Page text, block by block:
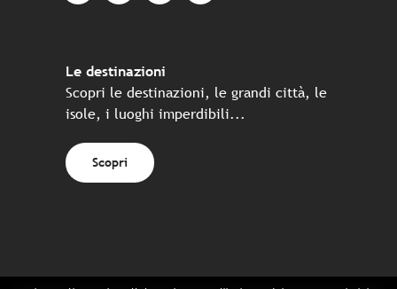
Le destinazioni
Scopri le destinazioni, le grandi città, le
isole, i luoghi imperdibili...
Scopri